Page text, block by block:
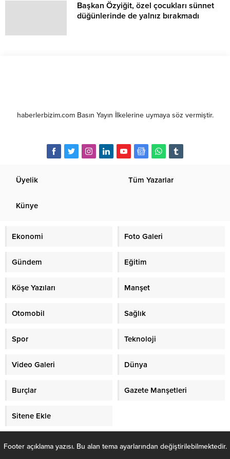
Başkan Özyiğit, özel çocukları sünnet
düğünlerinde de yalnız bırakmadı
haberlerbizim.com Basın Yayın İlkelerine uymaya söz vermiştir.
Üyelik Tüm Yazarlar
Künye
Ekonomi Foto Galeri
Gündem Eğitim
Köşe Yazıları Manşet
Otomobil Sağlık
Spor Teknoloji
Video Galeri Dünya
Burçlar Gazete Manşetleri
Sitene Ekle
Footer açıklama yazısı. Bu alan tema ayarlarından değiştirilebilmektedir.